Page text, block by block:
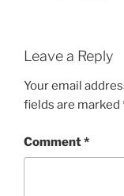
Leave a Reply
Your email
fields are marked
Comment*